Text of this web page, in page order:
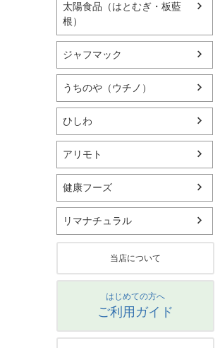
太陽食品（はとむぎ・板藍
根）
ジャフマック
うちのや（ウチノ）
ひしわ
アリモト
健康フーズ
リマナチュラル
当店について
はじめての方へ
ご利用ガイド